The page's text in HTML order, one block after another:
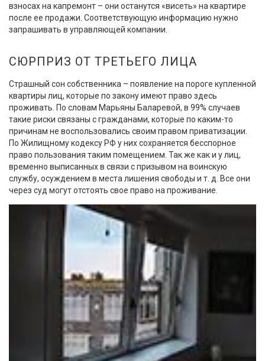
взносах на капремонт – они останутся «висеть» на квартире
после ее продажи. Соответствующую информацию нужно
запрашивать в управляющей компании.
СЮРПРИЗ ОТ ТРЕТЬЕГО ЛИЦА
Страшный сон собственника – появление на пороге купленной
квартиры лиц, которые по закону имеют право здесь
проживать. По словам Марьяны Баларевой, в 99% случаев
такие риски связаны с гражданами, которые по каким-то
причинам не воспользовались своим правом приватизации.
По Жилищному кодексу РФ у них сохраняется бесспорное
право пользования таким помещением. Так же как и у лиц,
временно выписанных в связи с призывом на воинскую
службу, осуждением в места лишения свободы и т. д. Все они
через суд могут отстоять свое право на проживание.